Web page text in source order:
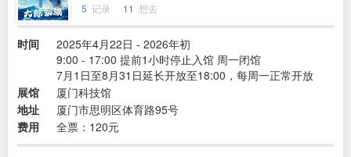
5 记录 11 想去
时间
2025年4月22日 - 2026年初
9:00 - 17:00 提前1小时停止入馆 周一闭馆
7月1日至8月31日延长开放至18:00，每周一正常开放
展馆
厦门科技馆
地址
厦门市思明区体育路95号
费用
全票：120元